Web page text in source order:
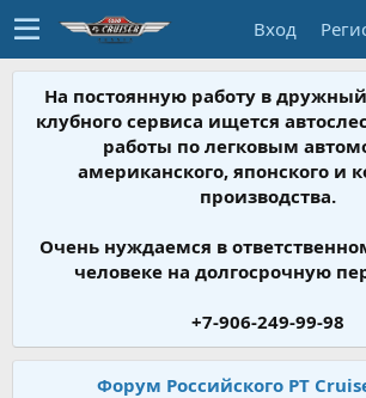
Вход
На постоянную работу в
клубного сервиса ищется
работы по легковым
американского, японского и
производства.
Очень нуждаемся в
человеке на долгосрочную
+7-906-249-99-98
Форум Российского PT